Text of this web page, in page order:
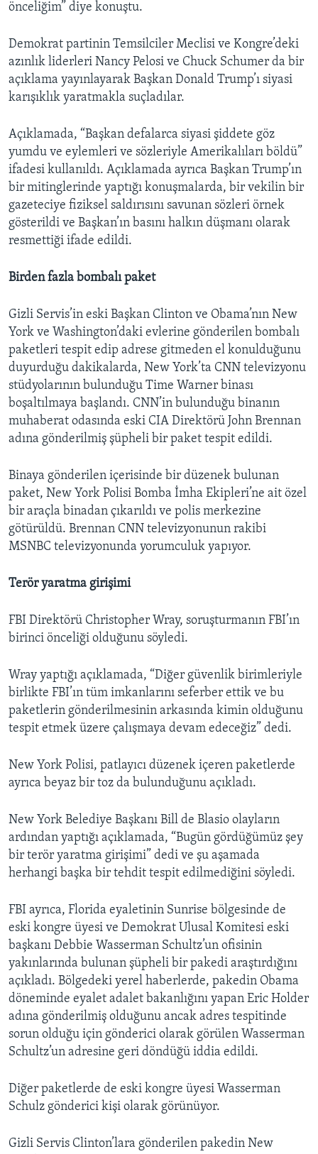
önceliğim” diye konuştu.
Demokrat partinin Temsilciler Meclisi ve Kongre’deki
azınlık liderleri Nancy Pelosi ve Chuck Schumer da bir
açıklama yayınlayarak Başkan Donald Trump’ı siyasi
karışıklık yaratmakla suçladılar.
Açıklamada, “Başkan defalarca siyasi şiddete göz
yumdu ve eylemleri ve sözleriyle Amerikalıları böldü”
ifadesi kullanıldı. Açıklamada ayrıca Başkan Trump’ın
bir mitinglerinde yaptığı konuşmalarda, bir vekilin bir
gazeteciye fiziksel saldırısını savunan sözleri örnek
gösterildi ve Başkan’ın basını halkın düşmanı olarak
resmettiği ifade edildi.
Birden fazla bombalı paket
Gizli Servis’in eski Başkan Clinton ve Obama’nın New
York ve Washington’daki evlerine gönderilen bombalı
paketleri tespit edip adrese gitmeden el konulduğunu
duyurduğu dakikalarda, New York’ta CNN televizyonu
stüdyolarının bulunduğu Time Warner binası
boşaltılmaya başlandı. CNN’in bulunduğu binanın
muhaberat odasında eski CIA Direktörü John Brennan
adına gönderilmiş şüpheli bir paket tespit edildi.
Binaya gönderilen içerisinde bir düzenek bulunan
paket, New York Polisi Bomba İmha Ekipleri’ne ait özel
bir araçla binadan çıkarıldı ve polis merkezine
götürüldü. Brennan CNN televizyonunun rakibi
MSNBC televizyonunda yorumculuk yapıyor.
Terör yaratma girişimi
FBI Direktörü Christopher Wray, soruşturmanın FBI’ın
birinci önceliği olduğunu söyledi.
Wray yaptığı açıklamada, “Diğer güvenlik birimleriyle
birlikte FBI’ın tüm imkanlarını seferber ettik ve bu
paketlerin gönderilmesinin arkasında kimin olduğunu
tespit etmek üzere çalışmaya devam edeceğiz” dedi.
New York Polisi, patlayıcı düzenek içeren paketlerde
ayrıca beyaz bir toz da bulunduğunu açıkladı.
New York Belediye Başkanı Bill de Blasio olayların
ardından yaptığı açıklamada, “Bugün gördüğümüz şey
bir terör yaratma girişimi” dedi ve şu aşamada
herhangi başka bir tehdit tespit edilmediğini söyledi.
FBI ayrıca, Florida eyaletinin Sunrise bölgesinde de
eski kongre üyesi ve Demokrat Ulusal Komitesi eski
başkanı Debbie Wasserman Schultz’un ofisinin
yakınlarında bulunan şüpheli bir pakedi araştırdığını
açıkladı. Bölgedeki yerel haberlerde, pakedin Obama
döneminde eyalet adalet bakanlığını yapan Eric Holder
adına gönderilmiş olduğunu ancak adres tespitinde
sorun olduğu için gönderici olarak görülen Wasserman
Schultz’un adresine geri döndüğü iddia edildi.
Diğer paketlerde de eski kongre üyesi Wasserman
Schulz gönderici kişi olarak görünüyor.
Gizli Servis Clinton’lara gönderilen pakedin New